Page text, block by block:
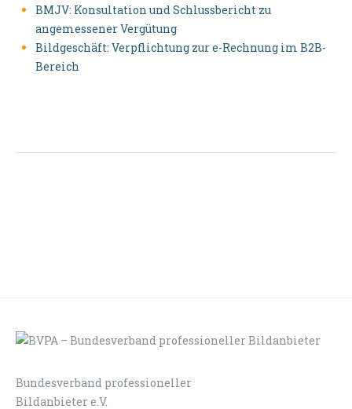
BMJV: Konsultation und Schlussbericht zu
angemessener Vergütung
Bildgeschäft: Verpflichtung zur e-Rechnung im B2B-
Bereich
Bundesverband professioneller
Bildanbieter e.V.